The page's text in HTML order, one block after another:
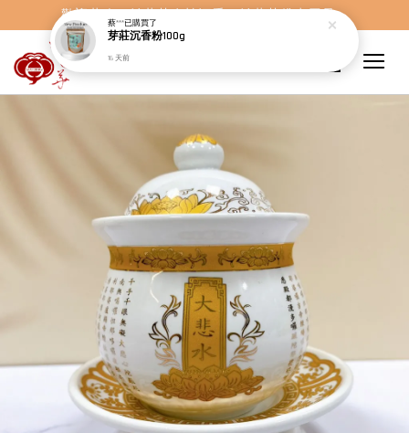
歡迎蒞臨，妙蓮華奇楠沉香，妙蓮華佛事用品。
蔡***已購買了
芽莊沉香粉100g
16 天前